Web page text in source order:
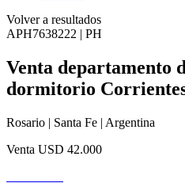
Volver a resultados
APH7638222 | PH
Venta departamento
dormitorio
Rosario | Santa Fe | Argentina
Venta USD 42.000